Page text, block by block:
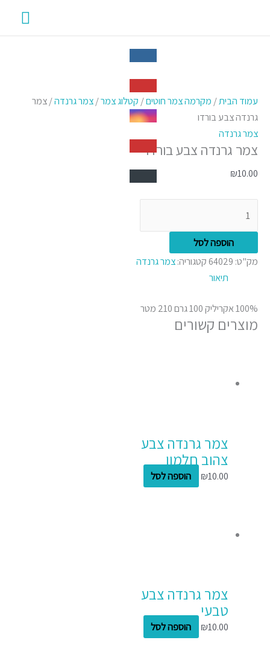
עמוד הבית/ מקרמה צמר חוטים/ קטלוג צמר/צמר גרנדה/ צמר
גרנדה צבע בורדו
צמר גרנדה
צמר גרנדה צבע בורדו
₪10.00
של
צמר
גרנדה
צבע
הוספה לסל
מק"ט: 64029 קטגוריה:צמר גרנדה
תיאור
100% אקריליק 100 גרם 210 מטר
מוצרים קשורים
צמר גרנדה צבע
צהוב חלמון
₪10.00 הוספה לסל
צמר גרנדה צבע
טבעי
₪10.00 הוספה לסל